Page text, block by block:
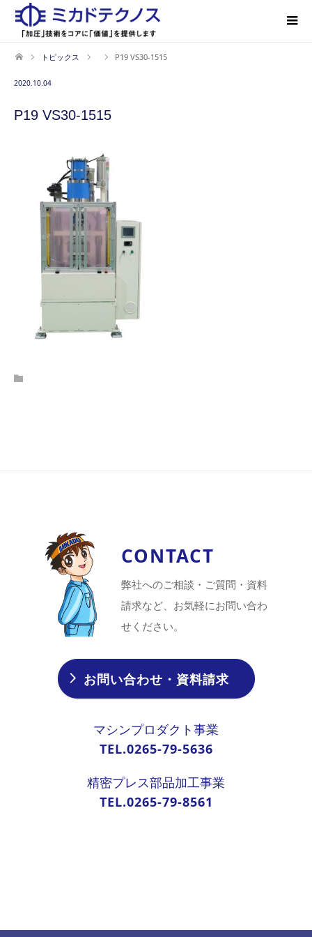
トピックス P19 VS30-1515
2020.10.04
P19 VS30-1515
CONTACT
弊社へのご相談・ご質問・資料
請求など、お気軽にお問い合わ
せください。
お問い合わせ・資料請求
マシンプロダクト事業
TEL.0265-79-5636
精密プレス部品加工事業
TEL.0265-79-8561